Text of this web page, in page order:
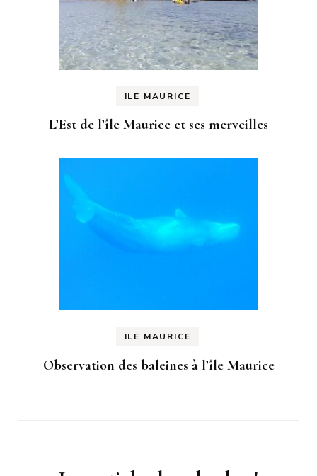
ILE MAURICE
L’Est de l’île Maurice et ses merveilles
ILE MAURICE
Observation des baleines à l’île Maurice